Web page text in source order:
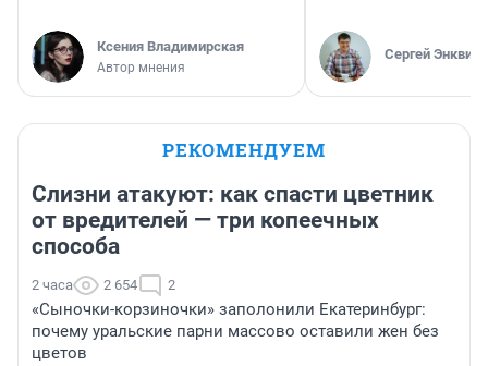
Ксения Владимирская
Автор мнения
Сергей Энквист
РЕКОМЕНДУЕМ
Слизни атакуют: как спасти цветник
от вредителей — три копеечных
способа
2 часа 2 654 2
«Сыночки-корзиночки» заполонили Екатеринбург:
почему уральские парни массово оставили жен без
цветов